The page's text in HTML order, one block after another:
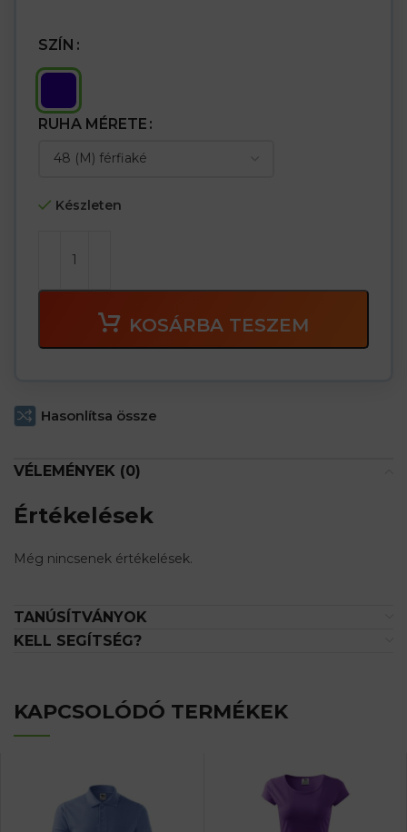
SZÍN
RUHA MÉRETE
Készleten
KOSÁRBA TESZEM
Hasonlítsa össze
VÉLEMÉNYEK (0)
Értékelések
Még nincsenek értékelések.
TANÚSÍTVÁNYOK
KELL SEGÍTSÉG?
KAPCSOLÓDÓ TERMÉKEK